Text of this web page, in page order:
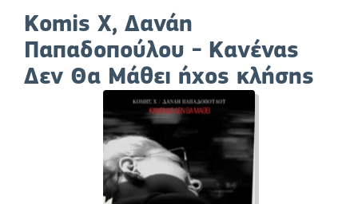
Komis X, Δανάη
Παπαδοπούλου - Κανένας
Δεν Θα Μάθει ήχος κλήσης